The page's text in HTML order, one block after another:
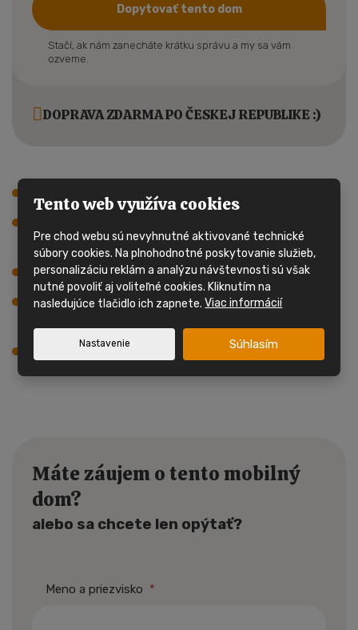
Dopytovať tento dom
Stačí, ak nám zanecháte krátku správu a my sa vám
ozveme.
DOPRAVA ZDARMA PO ČESKEJ REPUBLIKE :)
kuchynským kútom.
Dom má 2 spálne, celkom 2 ložka.
V mobilnom dome sa nachádza kúpelňa so
Elektrické ohrievače.
Máte záujem o tento mobilný
dom?
alebo sa chcete len opýtať?
Meno a priezvisko *
Tento web využíva cookies
Pre chod webu sú nevyhnutné aktivované technické
súbory cookies. Na plnohodnotné poskytovanie služieb,
personalizáciu reklám a analýzu návštevnosti sú však
nutné povoliť aj voliteľné cookies. Kliknutím na
nasledujúce tlačidlo ich zapnete.Viac informácií
Nastavenie Súhlasím